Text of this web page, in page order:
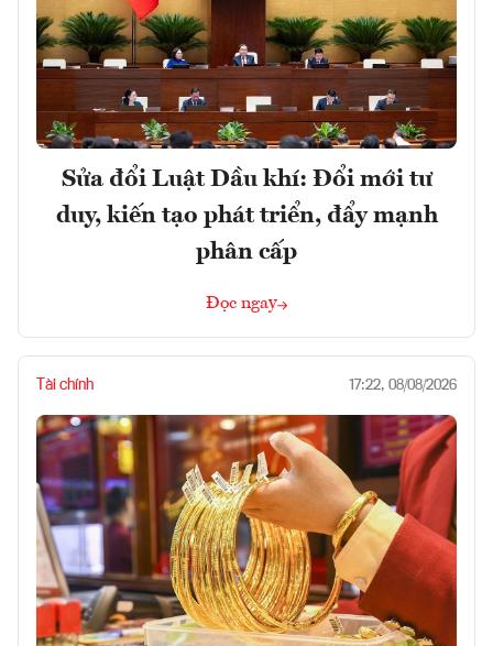
Sửa đổi Luật Dầu khí: Đổi mới tư
duy, kiến tạo phát triển, đẩy mạnh
phân cấp
Đọc ngay
Tài chính 17:22, 08/08/2026